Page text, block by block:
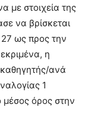
με στοιχεία της
να βρίσκεται
ως προς την
η
ανά
1
μέσος όρος στην